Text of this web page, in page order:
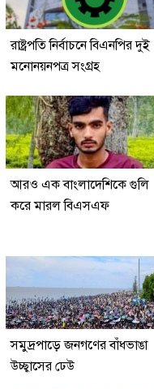
রাষ্ট্রপতি নির্বাচনে বিএনপির দুই
মনোনয়নপত্র সংগ্রহ
আরও এক বাংলাদেশিকে গুলি
করে মারল বিএসএফ
সমুদ্রপাড়ে জনগণের বাঁধভাঙা
উচ্ছ্বাসের ঢেউ